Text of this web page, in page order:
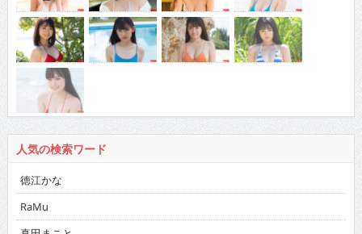
人気の検索ワード
徳江かな
RaMu